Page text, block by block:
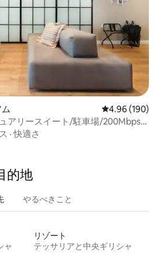
レビュー190
4.96 (190)
アリースイート/駐車場/200Mbps/
·快適さ
的⁠地
やるべきこと
ャ
リゾート
テッサリアと中央ギリシャ